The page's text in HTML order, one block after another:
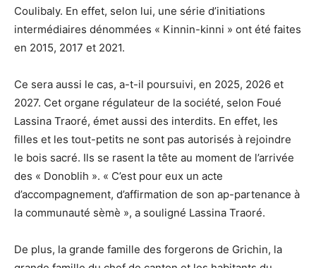
Coulibaly. En effet, selon lui, une série d’initiations
intermédiaires dénommées « Kinnin-kinni » ont été faites
en 2015, 2017 et 2021.
Ce sera aussi le cas, a-t-il poursuivi, en 2025, 2026 et
2027. Cet organe régulateur de la société, selon Foué
Lassina Traoré, émet aussi des interdits. En effet, les
filles et les tout-petits ne sont pas autorisés à rejoindre
le bois sacré. Ils se rasent la tête au moment de l’arrivée
des « Donoblih ». « C’est pour eux un acte
d’accompagnement, d’affirmation de son ap-partenance à
la communauté sèmè », a souligné Lassina Traoré.
De plus, la grande famille des forgerons de Grichin, la